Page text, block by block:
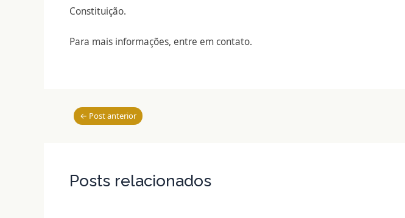
Constituição.
Para mais informações, entre em contato.
← Post anterior
Posts relacionados